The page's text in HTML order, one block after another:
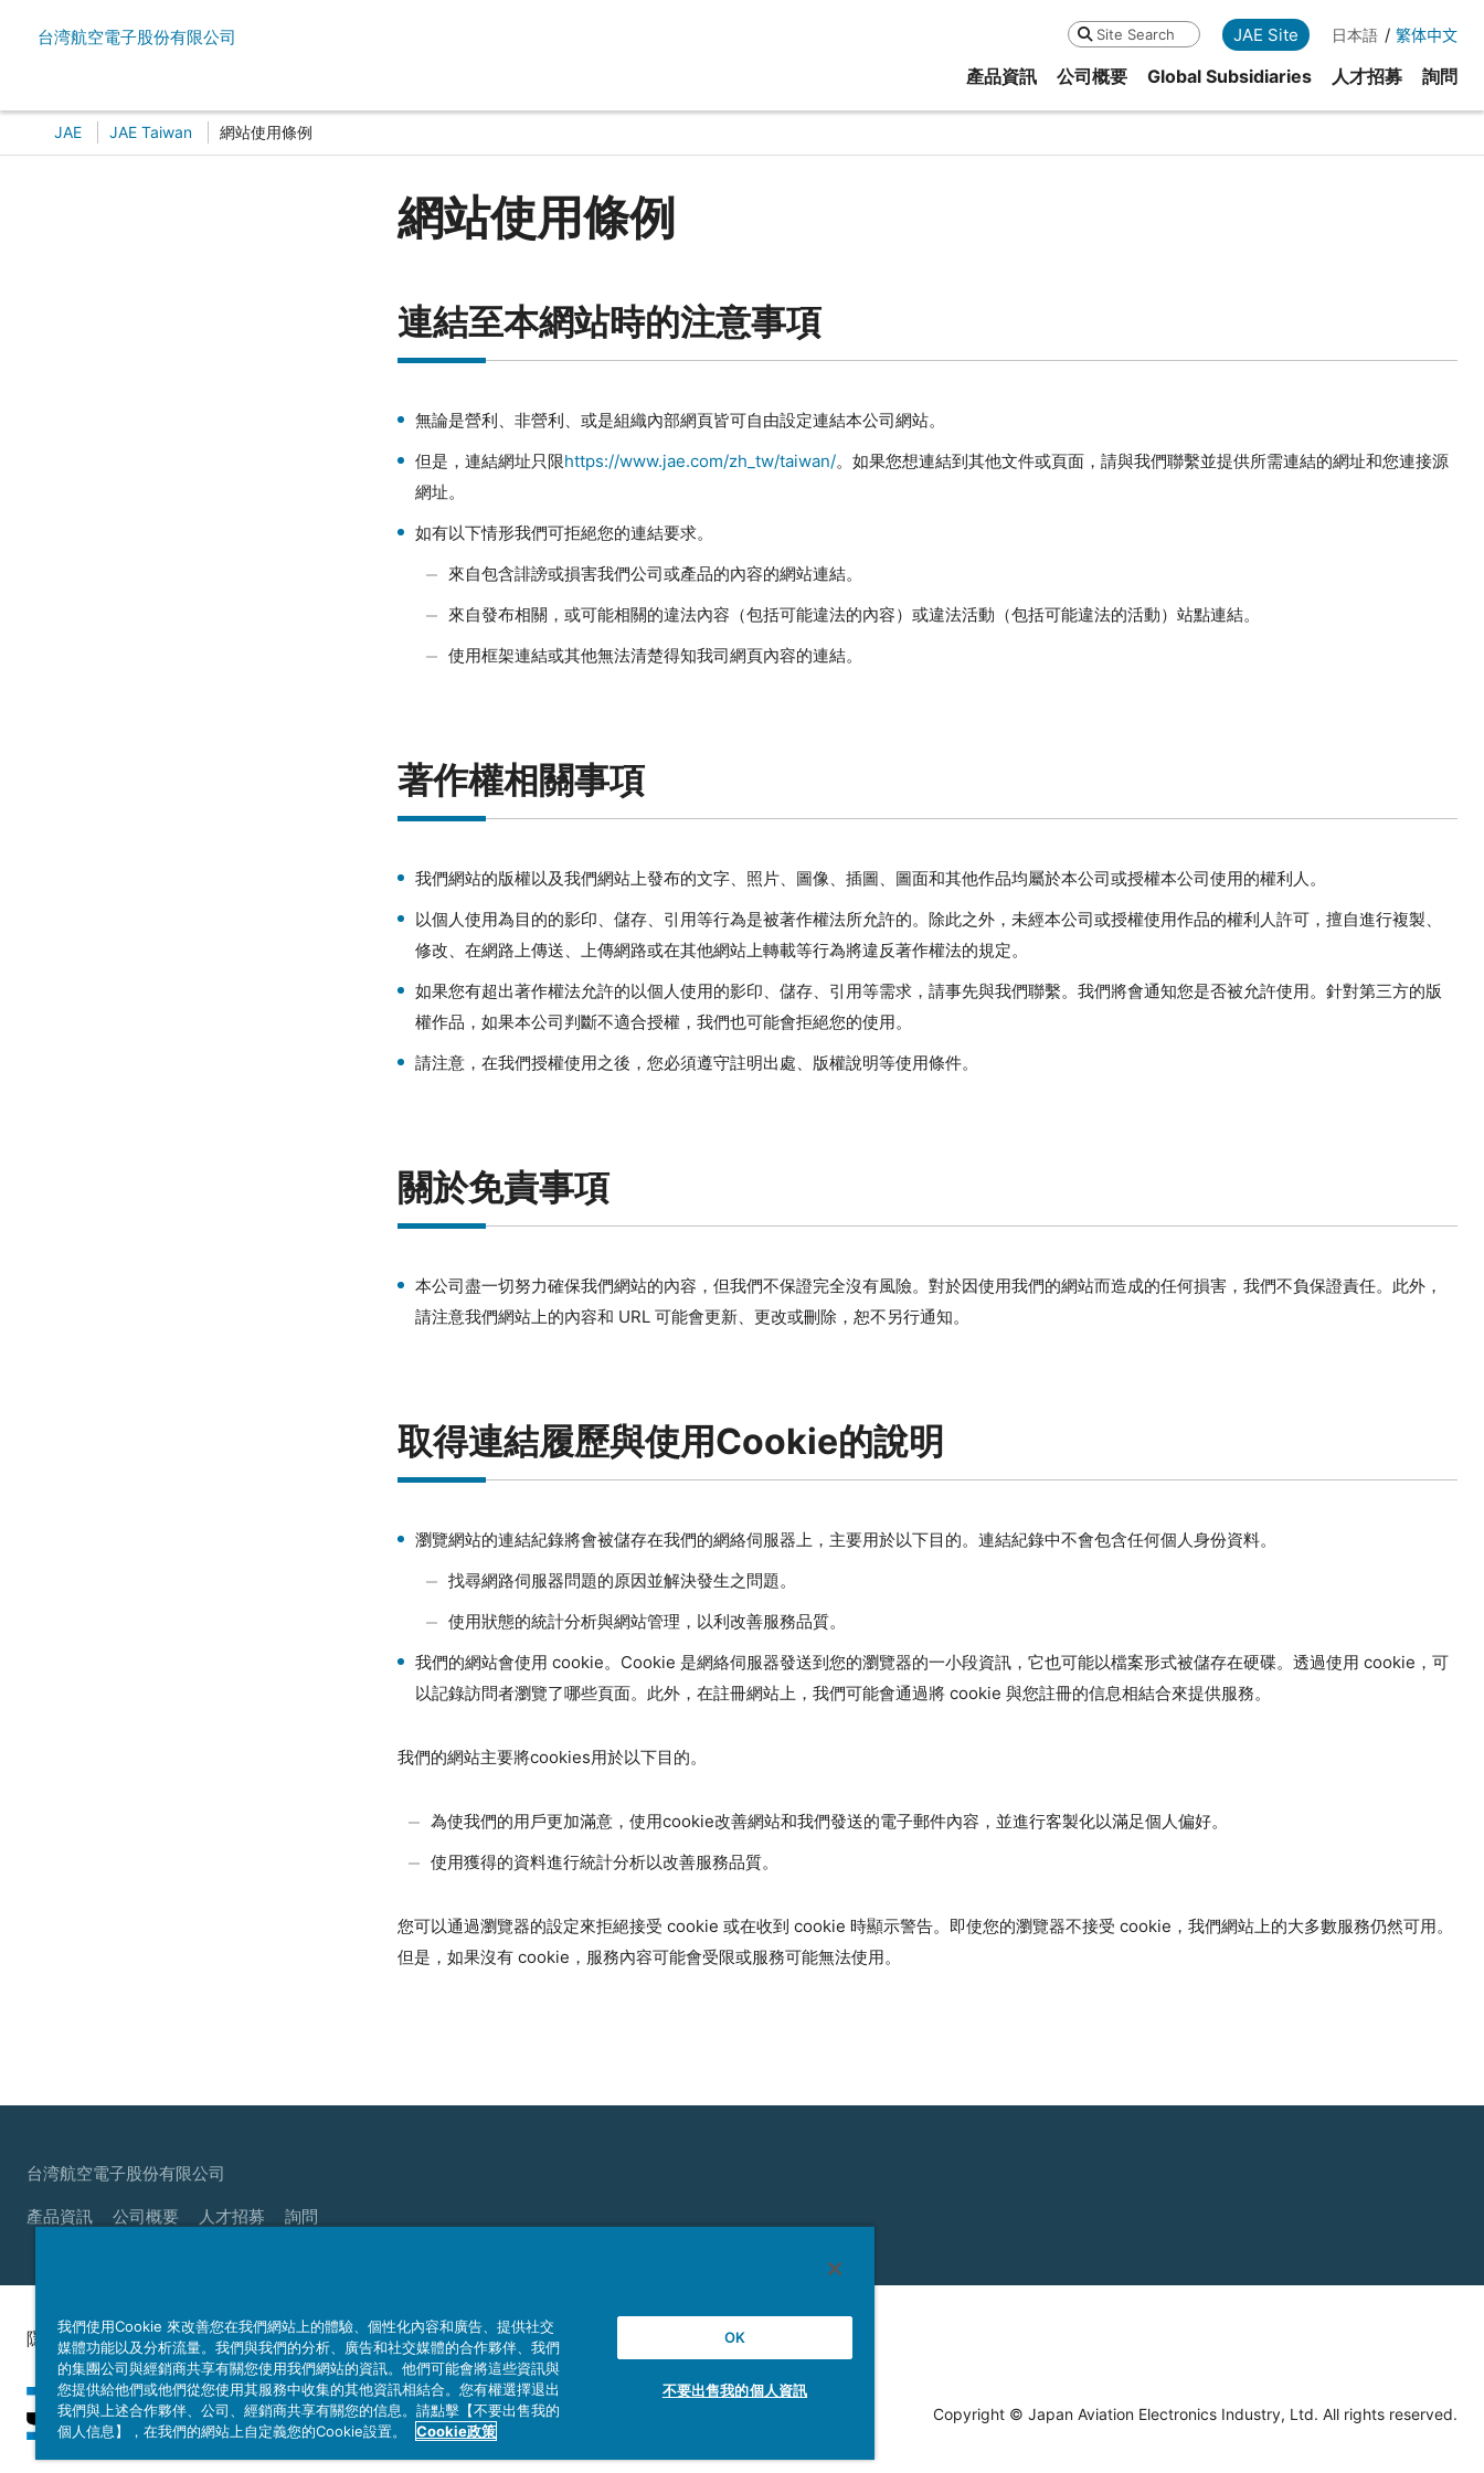
台湾航空電子股份有限公司 Search JAE Site 日本語 繁体中文
產品資訊 公司概要 Global Subsidiaries 人才招募 詢問
JAE JAE Taiwan 網站使用條例
網站使用條例
連結至本網站時的注意事項
無論是營利、非營利、或是組織內部網頁皆可自由設定連結本公司網站。
但是，連結網址只限https://www.jae.com/zh_tw/taiwan/。如果您想連結到其他文件或頁面，請與我們聯繫並提供所需連結的網址和您連接源
網址。
如有以下情形我們可拒絕您的連結要求。
來自包含誹謗或損害我們公司或產品的內容的網站連結。
來自發布相關，或可能相關的違法內容（包括可能違法的內容）或違法活動（包括可能違法的活動）站點連結。
使用框架連結或其他無法清楚得知我司網頁內容的連結。
著作權相關事項
我們網站的版權以及我們網站上發布的文字、照片、圖像、插圖、圖面和其他作品均屬於本公司或授權本公司使用的權利人。
以個人使用為目的的影印、儲存、引用等行為是被著作權法所允許的。除此之外，未經本公司或授權使用作品的權利人許可，擅自進行複製、
修改、在網路上傳送、上傳網路或在其他網站上轉載等行為將違反著作權法的規定。
如果您有超出著作權法允許的以個人使用的影印、儲存、引用等需求，請事先與我們聯繫。我們將會通知您是否被允許使用。針對第三方的版
權作品，如果本公司判斷不適合授權，我們也可能會拒絕您的使用。
請注意，在我們授權使用之後，您必須遵守註明出處、版權說明等使用條件。
關於免責事項
本公司盡一切努力確保我們網站的內容，但我們不保證完全沒有風險。對於因使用我們的網站而造成的任何損害，我們不負保證責任。此外，
請注意我們網站上的內容和 URL 可能會更新、更改或刪除，恕不另行通知。
取得連結履歷與使用Cookie的說明
瀏覽網站的連結紀錄將會被儲存在我們的網絡伺服器上，主要用於以下目的。連結紀錄中不會包含任何個人身份資料。
找尋網路伺服器問題的原因並解決發生之問題。
使用狀態的統計分析與網站管理，以利改善服務品質。
我們的網站會使用 cookie。Cookie 是網絡伺服器發送到您的瀏覽器的一小段資訊，它也可能以檔案形式被儲存在硬碟。透過使用 cookie，可
以記錄訪問者瀏覽了哪些頁面。此外，在註冊網站上，我們可能會通過將 cookie 與您註冊的信息相結合來提供服務。
我們的網站主要將cookies用於以下目的。
為使我們的用戶更加滿意，使用cookie改善網站和我們發送的電子郵件內容，並進行客製化以滿足個人偏好。
使用獲得的資料進行統計分析以改善服務品質。
您可以通過瀏覽器的設定來拒絕接受 cookie 或在收到 cookie 時顯示警告。即使您的瀏覽器不接受 cookie，我們網站上的大多數服務仍然可用。
但是，如果沒有 cookie，服務內容可能會受限或服務可能無法使用。
台湾航空電子股份有限公司
產品資訊 公司概要 人才招募 詢問
隱私權政策 網站使用條例
Copyright © Japan Aviation Electronics Industry, Ltd. All rights reserved.
我們使用Cookie 來改善您在我們網站上的體驗、個性化內容和廣告、提供社交
媒體功能以及分析流量。我們與我們的分析、廣告和社交媒體的合作夥伴、我們
的集團公司與經銷商共享有關您使用我們網站的資訊。他們可能會將這些資訊與
您提供給他們或他們從您使用其服務中收集的其他資訊相結合。您有權選擇退出
我們與上述合作夥伴、公司、經銷商共享有關您的信息。請點擊【不要出售我的
個人信息】，在我們的網站上自定義您的Cookie設置。
Cookie政策
OK
不要出售我的個人資訊